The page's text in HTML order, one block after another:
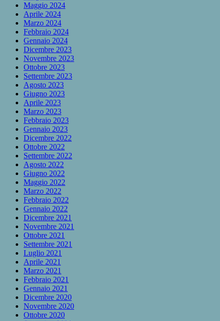
Maggio 2024
Aprile 2024
Marzo 2024
Febbraio 2024
Gennaio 2024
Dicembre 2023
Novembre 2023
Ottobre 2023
Settembre 2023
Agosto 2023
Giugno 2023
Aprile 2023
Marzo 2023
Febbraio 2023
Gennaio 2023
Dicembre 2022
Ottobre 2022
Settembre 2022
Agosto 2022
Giugno 2022
Maggio 2022
Marzo 2022
Febbraio 2022
Gennaio 2022
Dicembre 2021
Novembre 2021
Ottobre 2021
Settembre 2021
Luglio 2021
Aprile 2021
Marzo 2021
Febbraio 2021
Gennaio 2021
Dicembre 2020
Novembre 2020
Ottobre 2020